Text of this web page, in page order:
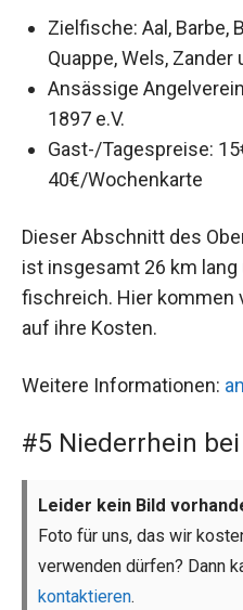
Zielfische: Aal, Barbe,
Quappe, Wels, Zander
Ansässige
1897 e.V.
Gast-/Tagespreise:
40€/Wochenkarte
Dieser Abschnitt des
ist insgesamt 26 km
fischreich. Hier kommen
auf ihre Kosten.
Weitere Informationen:
#5 Niederrhein
Leider kein Bild
Foto für uns, das wir
verwenden dürfen? Dann
kontaktieren.